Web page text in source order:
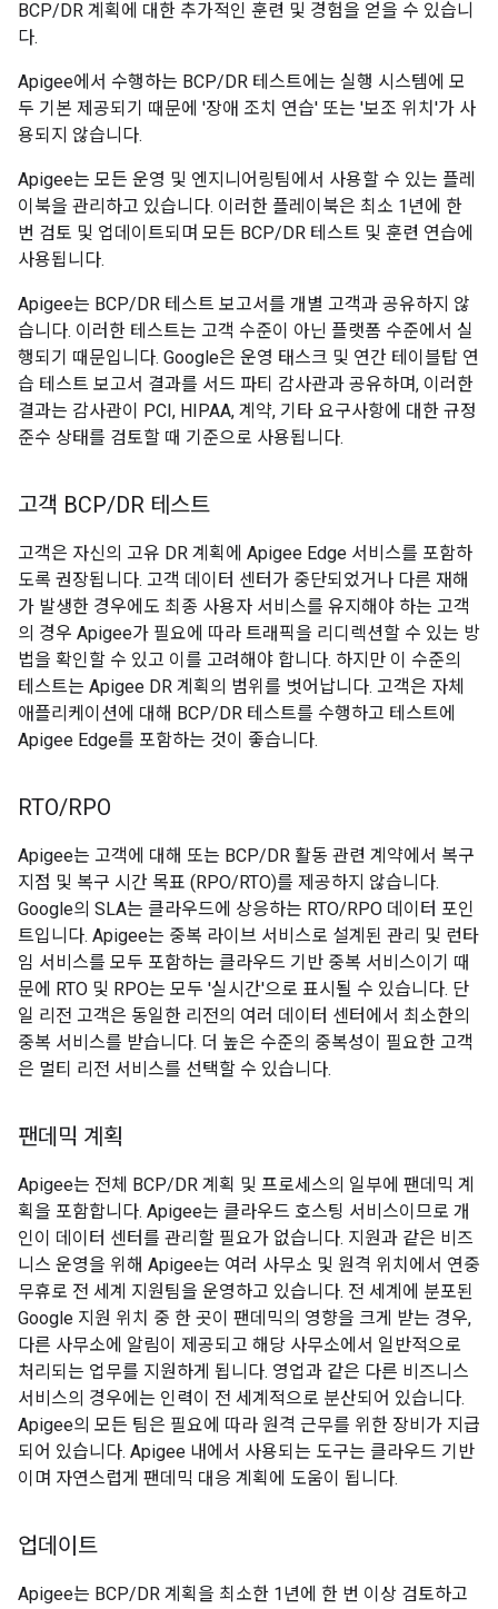
BCP/DR 계획에 대한 추가적인 훈련 및 경험을 얻을 수 있습니
다.
Apigee에서 수행하는 BCP/DR 테스트에는 실행 시스템에 모
두 기본 제공되기 때문에 '장애 조치 연습' 또는 '보조 위치'가 사
용되지 않습니다.
Apigee는 모든 운영 및 엔지니어링팀에서 사용할 수 있는 플레
이북을 관리하고 있습니다. 이러한 플레이북은 최소 1년에 한
번 검토 및 업데이트되며 모든 BCP/DR 테스트 및 훈련 연습에
사용됩니다.
Apigee는 BCP/DR 테스트 보고서를 개별 고객과 공유하지 않
습니다. 이러한 테스트는 고객 수준이 아닌 플랫폼 수준에서 실
행되기 때문입니다. Google은 운영 태스크 및 연간 테이블탑 연
습 테스트 보고서 결과를 서드 파티 감사관과 공유하며, 이러한
결과는 감사관이 PCI, HIPAA, 계약, 기타 요구사항에 대한 규정
준수 상태를 검토할 때 기준으로 사용됩니다.
고객 BCP/DR 테스트
고객은 자신의 고유 DR 계획에 Apigee Edge 서비스를 포함하
도록 권장됩니다. 고객 데이터 센터가 중단되었거나 다른 재해
가 발생한 경우에도 최종 사용자 서비스를 유지해야 하는 고객
의 경우 Apigee가 필요에 따라 트래픽을 리디렉션할 수 있는 방
법을 확인할 수 있고 이를 고려해야 합니다. 하지만 이 수준의
테스트는 Apigee DR 계획의 범위를 벗어납니다. 고객은 자체
애플리케이션에 대해 BCP/DR 테스트를 수행하고 테스트에
Apigee Edge를 포함하는 것이 좋습니다.
RTO/RPO
Apigee는 고객에 대해 또는 BCP/DR 활동 관련 계약에서 복구
지점 및 복구 시간 목표 (RPO/RTO)를 제공하지 않습니다.
Google의 SLA는 클라우드에 상응하는 RTO/RPO 데이터 포인
트입니다. Apigee는 중복 라이브 서비스로 설계된 관리 및 런타
임 서비스를 모두 포함하는 클라우드 기반 중복 서비스이기 때
문에 RTO 및 RPO는 모두 '실시간'으로 표시될 수 있습니다. 단
일 리전 고객은 동일한 리전의 여러 데이터 센터에서 최소한의
중복 서비스를 받습니다. 더 높은 수준의 중복성이 필요한 고객
은 멀티 리전 서비스를 선택할 수 있습니다.
팬데믹 계획
Apigee는 전체 BCP/DR 계획 및 프로세스의 일부에 팬데믹 계
획을 포함합니다. Apigee는 클라우드 호스팅 서비스이므로 개
인이 데이터 센터를 관리할 필요가 없습니다. 지원과 같은 비즈
니스 운영을 위해 Apigee는 여러 사무소 및 원격 위치에서 연중
무휴로 전 세계 지원팀을 운영하고 있습니다. 전 세계에 분포된
Google 지원 위치 중 한 곳이 팬데믹의 영향을 크게 받는 경우,
다른 사무소에 알림이 제공되고 해당 사무소에서 일반적으로
처리되는 업무를 지원하게 됩니다. 영업과 같은 다른 비즈니스
서비스의 경우에는 인력이 전 세계적으로 분산되어 있습니다.
Apigee의 모든 팀은 필요에 따라 원격 근무를 위한 장비가 지급
되어 있습니다. Apigee 내에서 사용되는 도구는 클라우드 기반
이며 자연스럽게 팬데믹 대응 계획에 도움이 됩니다.
업데이트
Apigee는 BCP/DR 계획을 최소한 1년에 한 번 이상 검토하고